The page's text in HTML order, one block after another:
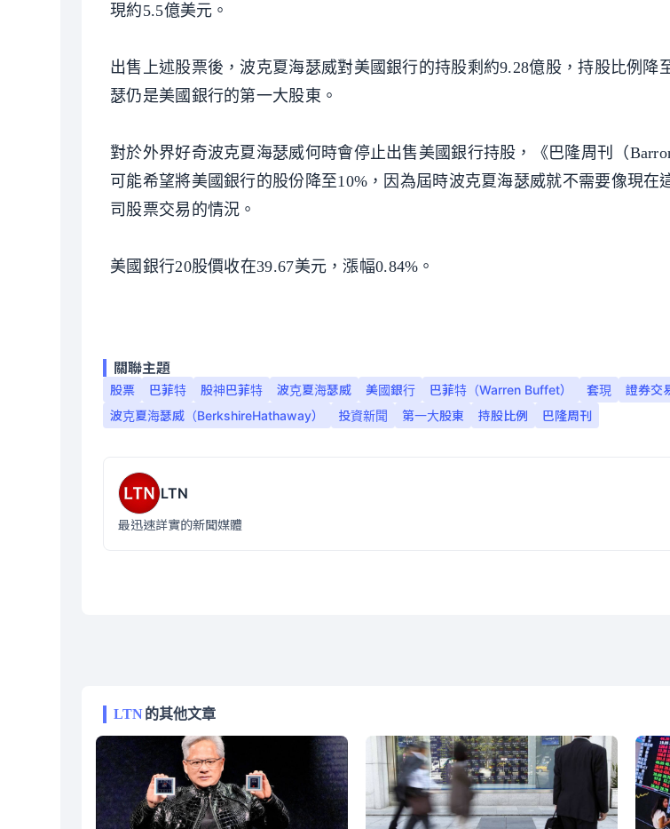
現約5.5億美元。
出售上述股票後，波克夏海瑟威對美國銀行的持股剩約9.28億股，持股比例降
瑟仍是美國銀行的第一大股東。
對於外界好奇波克夏海瑟威何時會停止出售美國銀行持股，《巴隆周刊（
可能希望將美國銀行的股份降至10%，因為屆時波克夏海瑟威就不需要像現在
司股票交易的情況。
美國銀行20股價收在39.67美元，漲幅0.84%。
關聯主題
股票 巴菲特 股神巴菲特 波克夏海瑟威 美國銀行 巴菲特（Warren Buffet） 套現 證券交
波克夏海瑟威（BerkshireHathaway）
投資新聞 第一大股東 持股比例 巴隆周刊
LTN
最迅速詳實的新聞媒體
LTN的其他文章